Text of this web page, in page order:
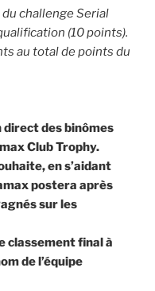
challenge Serial
(10 points).
au total de points du
direct des binômes
Club Trophy.
en s’aidant
postera après
sur les
classement final à
de l’équipe